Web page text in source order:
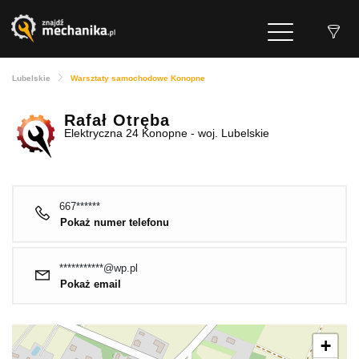
Lubelskie Warsztaty samochodowe Konopne
Rafał Otręba
Elektryczna 24 Konopne - woj. Lubelskie
667******
Pokaż numer telefonu
***********@wp.pl
Pokaż email
+